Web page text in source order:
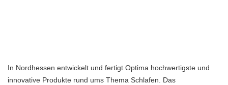
In Nordhessen entwickelt und fertigt Optima hochwertigste und
innovative Produkte rund ums Thema Schlafen. Das